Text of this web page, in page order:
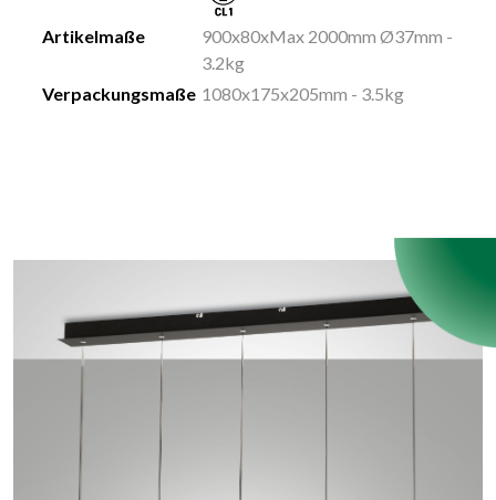
Artikelmaße
900x80xMax 2000mm Ø37mm -
3.2kg
Verpackungsmaße 1080x175x205mm - 3.5kg